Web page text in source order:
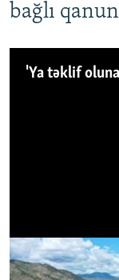
bağlı